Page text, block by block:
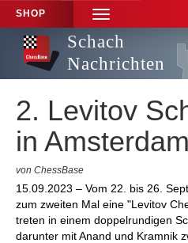
SHOP
TOGGLE
NAVIGATION
Schach
Nachrichten
2. Levitov
in Amsterdam
von ChessBase
15.09.2023 – Vom 22. bis 26.
zum zweiten Mal eine "Levitov
treten in einem doppelrundigen
darunter mit Anand und Kramnik